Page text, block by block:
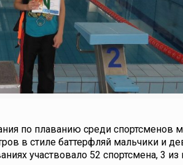
по плаванию среди спортсменов
в стиле баттерфляй мальчики и
участвовало 52 спортсмена, 3